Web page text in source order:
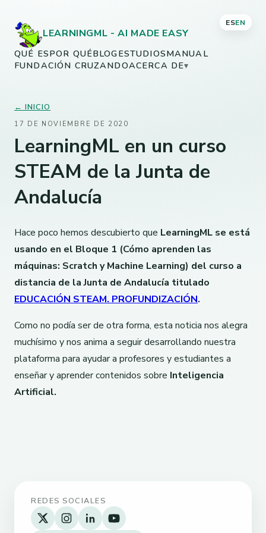
ESEN
LEARNINGML - AI MADE EASY
QUÉ ESPOR QUÉBLOGESTUDIOSMANUAL
FUNDACIÓN CRUZANDOACERCA DE▾
← INICIO
17 DE NOVIEMBRE DE 2020
LearningML en un curso
STEAM de la Junta de
Andalucía
Hace poco hemos descubierto que LearningML se está
usando en el Bloque 1 (Cómo aprenden las
máquinas: Scratch y Machine Learning) del curso a
distancia de la Junta de Andalucía titulado
EDUCACIÓN STEAM. PROFUNDIZACIÓN.
Como no podía ser de otra forma, esta noticia nos alegra
muchísimo y nos anima a seguir desarrollando nuestra
plataforma para ayudar a profesores y estudiantes a
enseñar y aprender contenidos sobre Inteligencia
Artificial.
REDES SOCIALES